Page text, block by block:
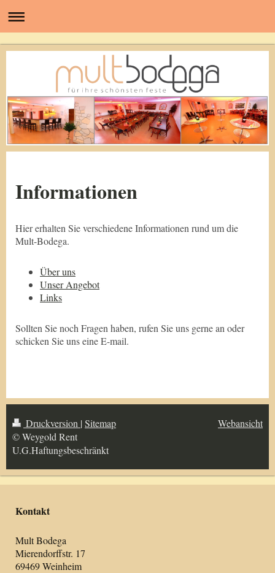
Informationen
Hier erhalten Sie verschiedene Informationen rund um die
Mult-Bodega.
Über uns
Unser Angebot
Links
Sollten Sie noch Fragen haben, rufen Sie uns gerne an oder
schicken Sie uns eine E-mail.
Druckversion | Sitemap
© Weygold Rent
U.G.Haftungsbeschränkt
Webansicht
Kontakt
Mult Bodega
Mierendorffstr. 17
69469 Weinheim